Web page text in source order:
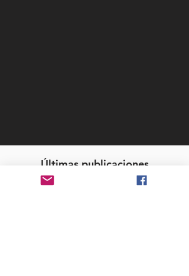
Últimas publicaciones